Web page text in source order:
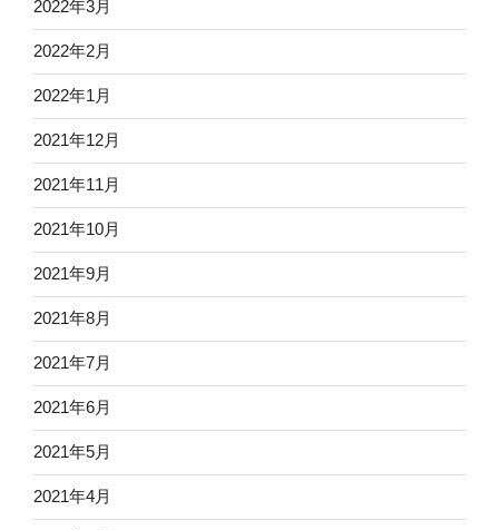
2022年3月
2022年2月
2022年1月
2021年12月
2021年11月
2021年10月
2021年9月
2021年8月
2021年7月
2021年6月
2021年5月
2021年4月